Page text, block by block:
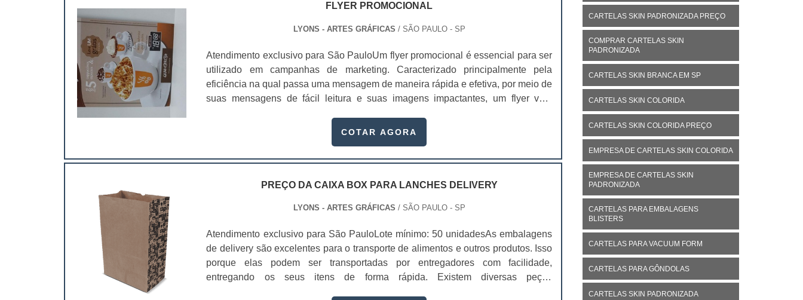
FLYER PROMOCIONAL
LYONS - ARTES GRÁFICAS / SÃO PAULO - SP
Atendimento exclusivo para São PauloUm flyer promocional é essencial para ser
utilizado em campanhas de marketing. Caracterizado principalmente pela
eficiência na qual passa uma mensagem de maneira rápida e efetiva, por meio de
suas mensagens de fácil leitura e suas imagens impactantes, um flyer vem
rápido e preciso. O flyer tem se tornado uma ótima ferramenta de comunicação
COTAR AGORA
PREÇO DA CAIXA BOX PARA LANCHES DELIVERY
LYONS - ARTES GRÁFICAS / SÃO PAULO - SP
Atendimento exclusivo para São PauloLote mínimo: 50 unidadesAs embalagens
de delivery são excelentes para o transporte de alimentos e outros produtos. Isso
porque elas podem ser transportadas por entregadores com facilidade,
entregando os seus itens de forma rápida. Existem diversas peças
CARTELAS SKIN PADRONIZADA PREÇO
COMPRAR CARTELAS SKIN
PADRONIZADA
CARTELAS SKIN BRANCA EM SP
CARTELAS SKIN COLORIDA
CARTELAS SKIN COLORIDA PREÇO
EMPRESA DE CARTELAS SKIN COLORIDA
EMPRESA DE CARTELAS SKIN
PADRONIZADA
CARTELAS PARA EMBALAGENS
BLISTERS
CARTELAS PARA VACUUM FORM
CARTELAS PARA GÔNDOLAS
CARTELAS SKIN PADRONIZADA